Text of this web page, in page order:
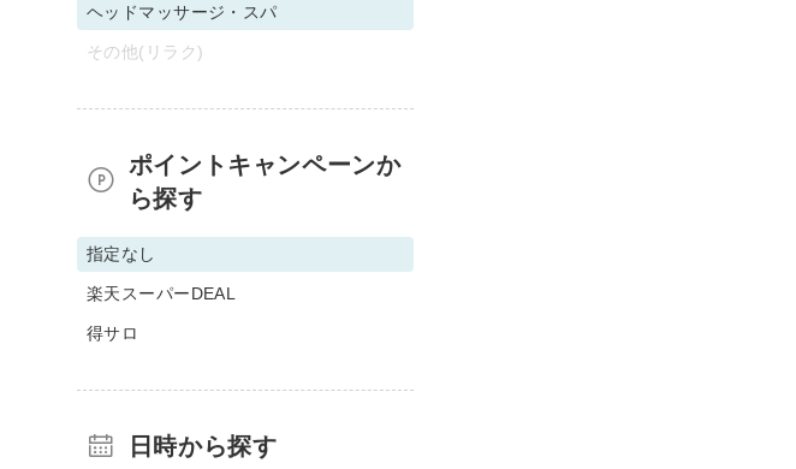
ヘッドマッサージ・スパ
その他(リラク)
ポイントキャンペーンか
ら探す
指定なし
楽天スーパーDEAL
得サロ
日時から探す